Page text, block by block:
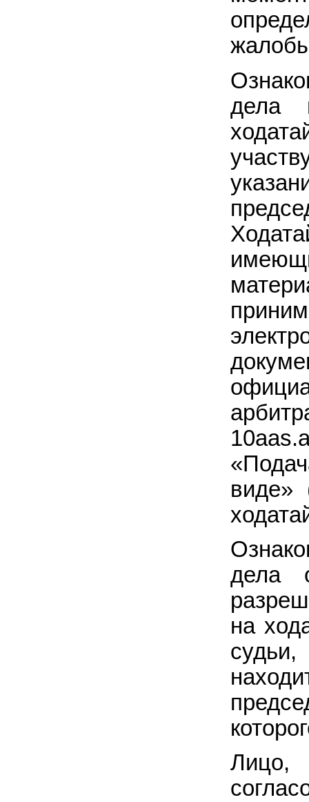
дела
виде»
дела
на